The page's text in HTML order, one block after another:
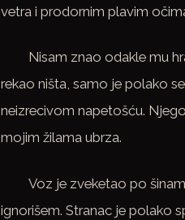
vetra i prodornim plavim
Nisam znao odakle mu
rekao ništa, samo je polako
neizrecivom napetošću.
mojim žilama ubrza.
Voz je zveketao po
ignorišem. Stranac je polako